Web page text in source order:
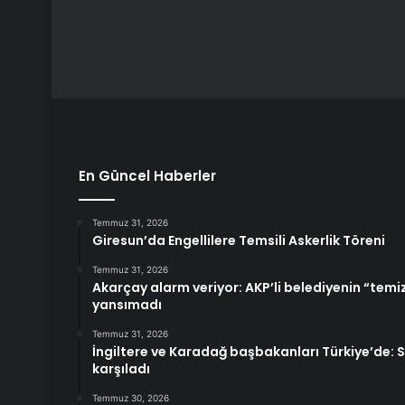
En Güncel Haberler
Temmuz 31, 2026
Giresun’da Engellilere Temsili Askerlik Töreni
Temmuz 31, 2026
Akarçay alarm veriyor: AKP’li belediyenin
yansımadı
Temmuz 31, 2026
İngiltere ve Karadağ başbakanları Türkiye’de:
karşıladı
Temmuz 30, 2026